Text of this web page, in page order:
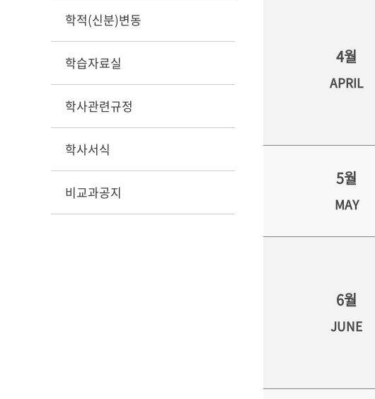
학적(신분)변동
학습자료실
학사관련규정
학사서식
비교과공지
4월
APRIL
5월
MAY
6월
JUNE